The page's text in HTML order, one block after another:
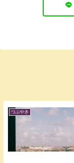
つぶやき